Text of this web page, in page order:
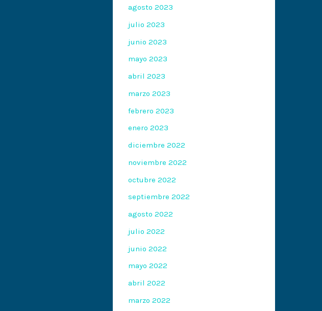
agosto 2023
julio 2023
junio 2023
mayo 2023
abril 2023
marzo 2023
febrero 2023
enero 2023
diciembre 2022
noviembre 2022
octubre 2022
septiembre 2022
agosto 2022
julio 2022
junio 2022
mayo 2022
abril 2022
marzo 2022